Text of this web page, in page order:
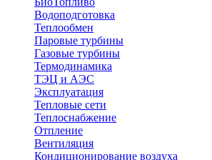
Водоподготовка
Теплообмен
Паровые турбины
Газовые турбины
Термодинамика
ТЭЦ и АЭС
Эксплуатация
Тепловые сети
Теплоснабжение
Отпление
Вентиляция
Кондиционирование воздуха